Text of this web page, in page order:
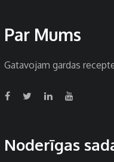
Par Mums
Gatavojam gardas
Noderīgas